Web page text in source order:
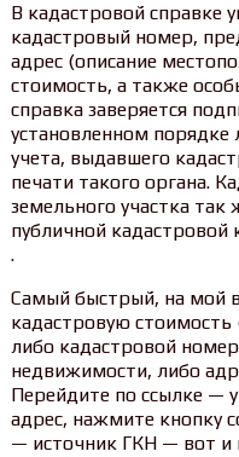
В кадастровой справке
кадастровый номер,
адрес (описание
стоимость, а также
справка заверяется
установленном порядке
учета, выдавшего
печати такого органа.
земельного участка
публичной кадастровой
.
Самый быстрый, на мой
кадастровую стоимость
либо кадастровой
недвижимости, либо
Перейдите по ссылке —
адрес, нажмите кнопку
— источник ГКН — вот и